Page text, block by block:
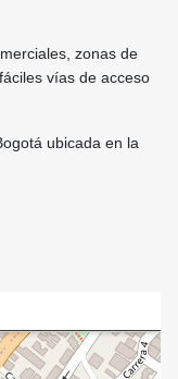
zonas de
vías de acceso
ubicada en la